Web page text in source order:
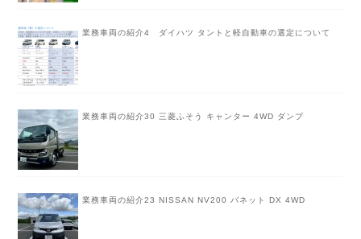
業務車両の紹介4 ダイハツ タントと軽自動車の選定について
業務車両の紹介30 三菱ふそう キャンター 4WD ダンプ
業務車両の紹介23 NISSAN NV200 バネット DX 4WD